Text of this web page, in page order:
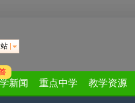
新闻 重点中学 教学资源